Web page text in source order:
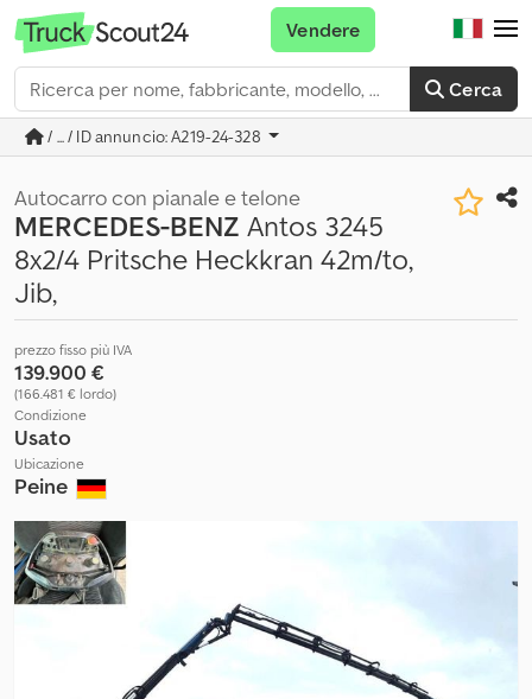
Cerca
Vendere
/ ... / ID annuncio: A219-24-328
Autocarro con pianale e telone
MERCEDES-BENZ Antos 3245
8x2/4 Pritsche Heckkran 42m/to,
Jib,
prezzo fisso più IVA
139.900 €
(166.481 € lordo)
Condizione
Usato
Ubicazione
Peine